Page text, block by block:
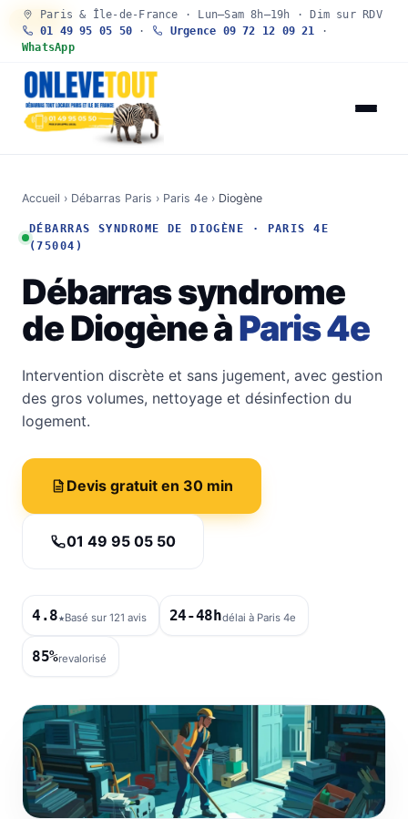
Paris & Île-de-France · Lun–Sam 8h–19h · Dim sur RDV
01 49 95 05 50 · Urgence 09 72 12 09 21 ·
WhatsApp
Accueil › Débarras Paris › Paris 4e › Diogène
DÉBARRAS SYNDROME DE DIOGÈNE · PARIS 4E
(75004)
Débarras syndrome
de Diogène àParis 4e
Intervention discrète et sans jugement, avec gestion
des gros volumes, nettoyage et désinfection du
logement.
Devis gratuit en 30 min
01 49 95 05 50
4.8★Basé sur 121 avis 24-48hdélai à Paris 4e
85%revalorisé
30 SEC